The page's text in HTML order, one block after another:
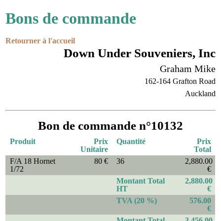
Bons de commande
Retourner à l'accueil
Down Under Souveniers, Inc
Graham Mike
162-164 Grafton Road
Auckland
Bon de commande n°10132
Produit
Prix
Unitaire
Quantité
Prix
Total
F/A 18 Hornet
1/72
80 € 36
2,880.00
€
Montant Total
HT
2,880.00
€
TVA (20 %)
576.00
€